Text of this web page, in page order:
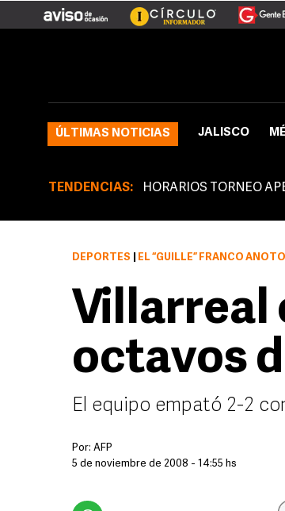
ÚLTIMAS NOTICIAS JALISCO
TENDENCIAS: HORARIOS TORNEO
DEPORTES EL “GUILLE” FRANCO
Villarreal
octavos
El equipo empató 2-2
Por: AFP
5 de noviembre de 2008 - 14:55 hs